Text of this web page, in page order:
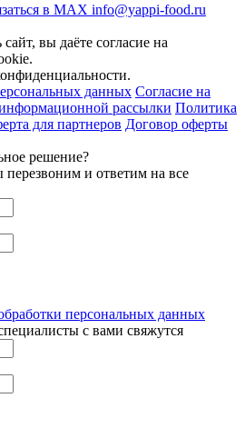
в МАХ info@yappi-food.ru
вы даёте согласие на
данных Согласие на
рассылки Политика
для партнеров Договор оферты
решение?
и ответим на все
персональных данных
с вами свяжутся